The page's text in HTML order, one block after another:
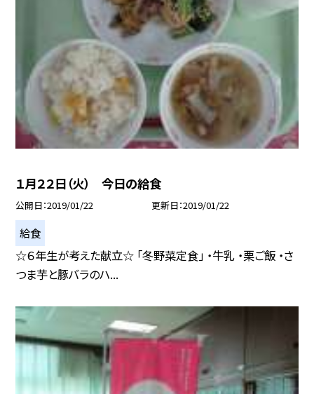
１月２２日（火） 今日の給食
公開日 2019/01/22 更新日 2019/01/22
給食
☆６年生が考えた献立☆ 「冬野菜定食」 ・牛乳 ・栗ご飯 ・さ
つま芋と豚バラのハ...